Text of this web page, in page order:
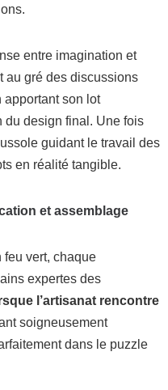
entre imagination et
au gré des discussions
apportant son lot
du design final. Une fois
guidant le travail des
en réalité tangible.
et assemblage
feu vert, chaque
expertes des
l’artisanat rencontre
soigneusement
dans le puzzle